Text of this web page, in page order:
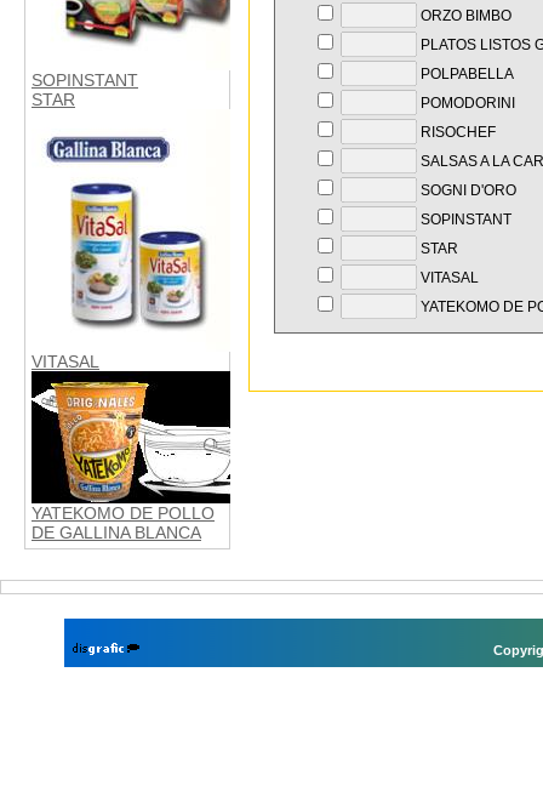
SOPINSTANT
STAR
VITASAL
YATEKOMO DE POLLO
DE GALLINA BLANCA
ORZO BIMBO
PLATOS LISTOS
POLPABELLA
POMODORINI
RISOCHEF
SALSAS A LA
SOGNI D'ORO
SOPINSTANT
STAR
VITASAL
YATEKOMO DE